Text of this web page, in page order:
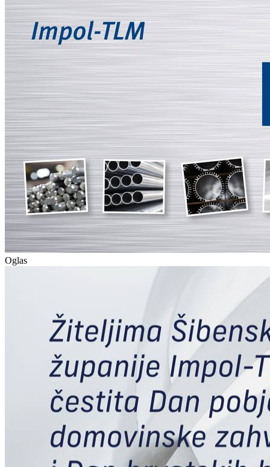
Oglas